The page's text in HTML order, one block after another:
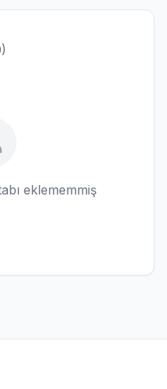
eklememmiş